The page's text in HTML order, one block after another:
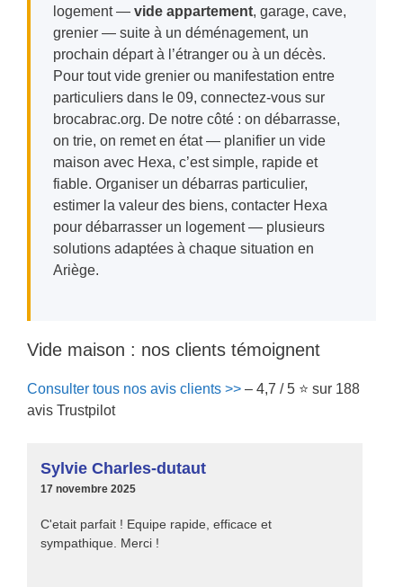
logement — vide appartement, garage, cave,
grenier — suite à un déménagement, un
prochain départ à l’étranger ou à un décès.
Pour tout vide grenier ou manifestation entre
particuliers dans le 09, connectez-vous sur
brocabrac.org. De notre côté : on débarrasse,
on trie, on remet en état — planifier un vide
maison avec Hexa, c’est simple, rapide et
fiable. Organiser un débarras particulier,
estimer la valeur des biens, contacter Hexa
pour débarrasser un logement — plusieurs
solutions adaptées à chaque situation en
Ariège.
Vide maison : nos clients témoignent
Consulter tous nos avis clients >> – 4,7 / 5 ⭐ sur 188
avis Trustpilot
Sylvie Charles-dutaut
17 novembre 2025
C'etait parfait ! Equipe rapide, efficace et
sympathique. Merci !